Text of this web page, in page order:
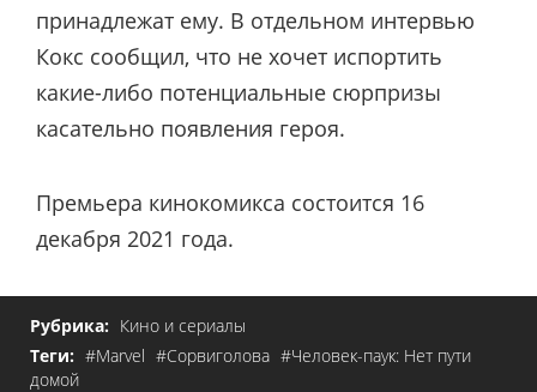
принадлежат ему. В отдельном интервью
Кокс сообщил, что не хочет испортить
какие-либо потенциальные сюрпризы
касательно появления героя.
Премьера кинокомикса состоится 16
декабря 2021 года.
Рубрика: Кино и сериалы
Теги: #Marvel #Сорвиголова #Человек-паук: Нет пути
домой